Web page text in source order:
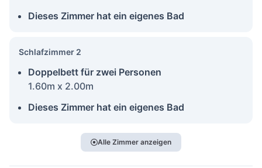
Dieses Zimmer hat ein eigenes Bad
Schlafzimmer 2
Doppelbett für zwei Personen
1.60m x 2.00m
Dieses Zimmer hat ein eigenes Bad
Alle Zimmer anzeigen